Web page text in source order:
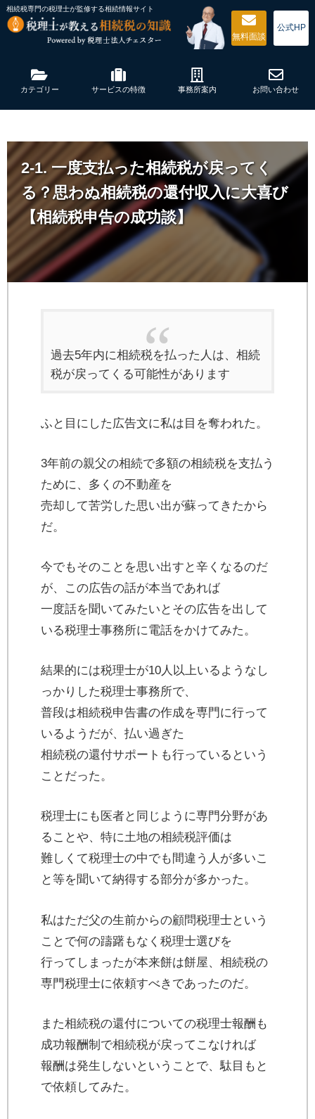
相続税専門の税理士が監修する相続情報サイト
無料面談
公式HP
カテゴリー サービスの特徴 事務所案内 お問い合わせ
2-1. 一度支払った相続税が戻ってく
る？思わぬ相続税の還付収入に大喜び
【相続税申告の成功談】
過去5年内に相続税を払った人は、相続
税が戻ってくる可能性があります
ふと目にした広告文に私は目を奪われた。
3年前の親父の相続で多額の相続税を支払う
ために、多くの不動産を
売却して苦労した思い出が蘇ってきたから
だ。
今でもそのことを思い出すと辛くなるのだ
が、この広告の話が本当であれば
一度話を聞いてみたいとその広告を出して
いる税理士事務所に電話をかけてみた。
結果的には税理士が10人以上いるようなし
っかりした税理士事務所で、
普段は相続税申告書の作成を専門に行って
いるようだが、払い過ぎた
相続税の還付サポートも行っているという
ことだった。
税理士にも医者と同じように専門分野があ
ることや、特に土地の相続税評価は
難しくて税理士の中でも間違う人が多いこ
と等を聞いて納得する部分が多かった。
私はただ父の生前からの顧問税理士という
ことで何の躊躇もなく税理士選びを
行ってしまったが本来餅は餅屋、相続税の
専門税理士に依頼すべきであったのだ。
また相続税の還付についての税理士報酬も
成功報酬制で相続税が戻ってこなければ
報酬は発生しないということで、駄目もと
で依頼してみた。